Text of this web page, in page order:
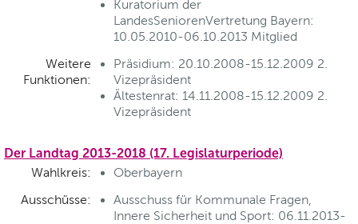
Kuratorium der
LandesSeniorenVertretung Bayern:
10.05.2010-06.10.2013 Mitglied
Weitere
Funktionen:
Präsidium: 20.10.2008-15.12.2009 2.
Vizepräsident
Ältestenrat: 14.11.2008-15.12.2009 2.
Vizepräsident
Der Landtag 2013-2018 (17. Legislaturperiode)
Wahlkreis:
Oberbayern
Ausschüsse:
Ausschuss für Kommunale Fragen,
Innere Sicherheit und Sport: 06.11.2013-